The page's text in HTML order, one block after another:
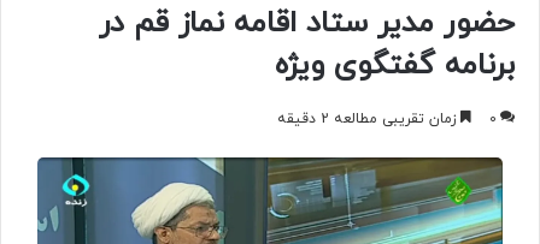
حضور مدیر ستاد اقامه نماز قم در
برنامه گفتگوی ویژه
0 زمان تقریبی مطالعه 2 دقیقه